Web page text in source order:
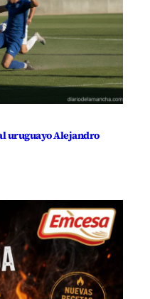
uruguayo Alejandro